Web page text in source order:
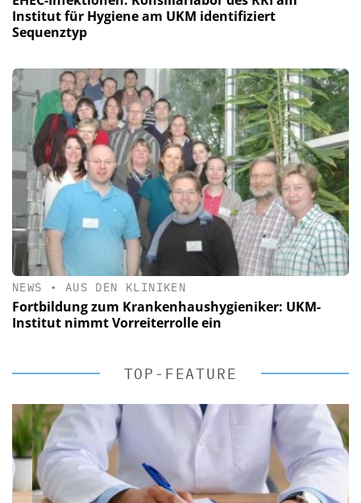
Institut für Hygiene am UKM identifiziert
Sequenztyp
NEWS • AUS DEN KLINIKEN
Fortbildung zum Krankenhaushygieniker: UKM-
Institut nimmt Vorreiterrolle ein
TOP-FEATURE